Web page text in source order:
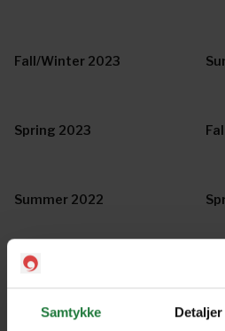
Samtykke Detaljer
Fall/Winter 2023
Spring 2023
Summer 2022
Fall/Winter 2021